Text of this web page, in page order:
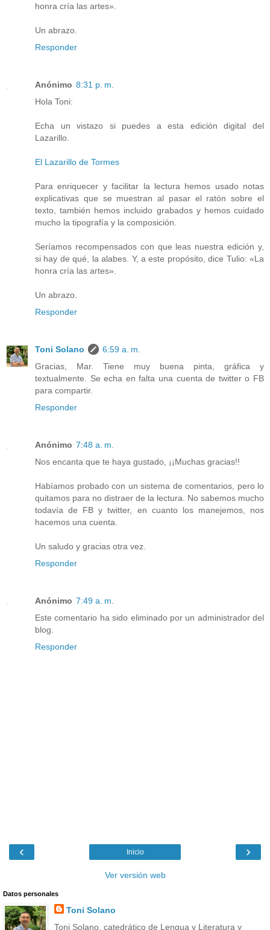
honra cría las artes».
Un abrazo.
Responder
Anónimo 8:31 p. m.
Hola Toni:
Echa un vistazo si puedes a esta edición digital del
Lazarillo.
El Lazarillo de Tormes
Para enriquecer y facilitar la lectura hemos usado notas
explicativas que se muestran al pasar el ratón sobre el
texto, también hemos incluido grabados y hemos cuidado
mucho la tipografía y la composición.
Seríamos recompensados con que leas nuestra edición y,
si hay de qué, la alabes. Y, a este propósito, dice Tulio: «La
honra cría las artes».
Un abrazo.
Responder
Toni Solano
6:59 a. m.
Gracias, Mar. Tiene muy buena pinta, gráfica y
textualmente. Se echa en falta una cuenta de twitter o FB
para compartir.
Responder
Anónimo 7:48 a. m.
Nos encanta que te haya gustado, ¡¡Muchas gracias!!
Habíamos probado con un sistema de comentarios, pero lo
quitamos para no distraer de la lectura. No sabemos mucho
todavía de FB y twitter, en cuanto los manejemos, nos
hacemos una cuenta.
Un saludo y gracias otra vez.
Responder
Anónimo 7:49 a. m.
Este comentario ha sido eliminado por un administrador del
blog.
Responder
‹ ›
Inicio
Ver versión web
Datos personales
Toni Solano
Toni Solano, catedrático de Lengua y Literatura y